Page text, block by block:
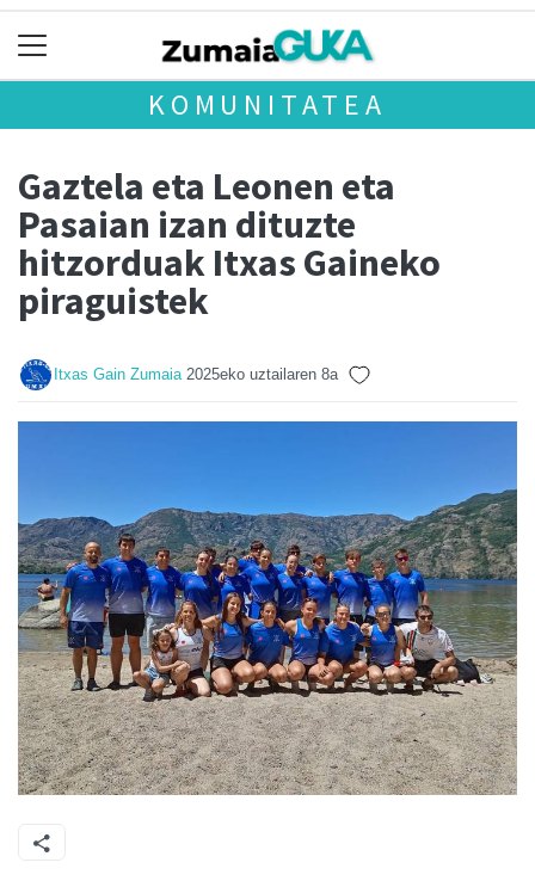
KOMUNITATEA
Gaztela eta Leonen eta
Pasaian izan dituzte
hitzorduak Itxas Gaineko
piraguistek
Itxas Gain Zumaia 2025eko uztailaren 8a